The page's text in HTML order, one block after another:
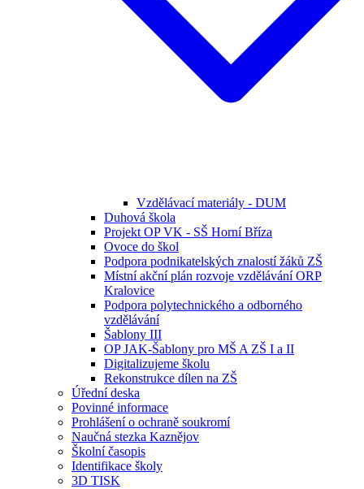
Vzdělávací materiály - DUM
Duhová škola
Projekt OP VK - SŠ Horní Bříza
Ovoce do škol
Podpora podnikatelských znalostí žáků ZŠ
Místní akční plán rozvoje vzdělávání ORP
Kralovice
Podpora polytechnického a odborného
vzdělávání
Šablony III
OP JAK-Šablony pro MŠ A ZŠ I a II
Digitalizujeme školu
Rekonstrukce dílen na ZŠ
Úřední deska
Povinné informace
Prohlášení o ochraně soukromí
Naučná stezka Kaznějov
Školní časopis
Identifikace školy
3D TISK